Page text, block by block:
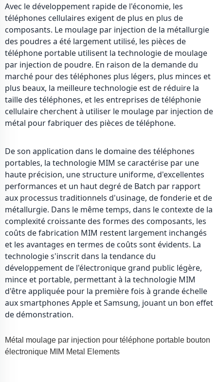
Avec le développement rapide de l'économie, les
téléphones cellulaires exigent de plus en plus de
composants. Le moulage par injection de la métallurgie
des poudres a été largement utilisé, les pièces de
téléphone portable utilisent la technologie de moulage
par injection de poudre. En raison de la demande du
marché pour des téléphones plus légers, plus minces et
plus beaux, la meilleure technologie est de réduire la
taille des téléphones, et les entreprises de téléphonie
cellulaire cherchent à utiliser le moulage par injection de
métal pour fabriquer des pièces de téléphone.
De son application dans le domaine des téléphones
portables, la technologie MIM se caractérise par une
haute précision, une structure uniforme, d'excellentes
performances et un haut degré de Batch par rapport
aux processus traditionnels d'usinage, de fonderie et de
métallurgie. Dans le même temps, dans le contexte de la
complexité croissante des formes des composants, les
coûts de fabrication MIM restent largement inchangés
et les avantages en termes de coûts sont évidents. La
technologie s'inscrit dans la tendance du
développement de l'électronique grand public légère,
mince et portable, permettant à la technologie MIM
d'être appliquée pour la première fois à grande échelle
aux smartphones Apple et Samsung, jouant un bon effet
de démonstration.
Métal moulage par injection pour téléphone portable bouton
électronique MIM Metal Elements